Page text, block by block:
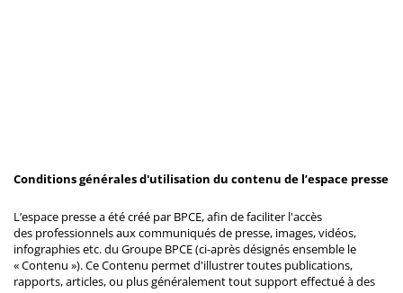
Conditions générales d'utilisation du contenu de l’espace presse
L’espace presse a été créé par BPCE, afin de faciliter l'accès
des professionnels aux communiqués de presse, images, vidéos,
infographies etc. du Groupe BPCE (ci-après désignés ensemble le
« Contenu »). Ce Contenu permet d'illustrer toutes publications,
rapports, articles, ou plus généralement tout support effectué à des